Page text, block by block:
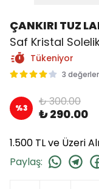
ÇANKIRI TUZ
Saf Kristal
Tükeniyor
3
%3 ₺ 300.00
₺ 290.00
1.500 TL ve Üzeri
Paylaş: